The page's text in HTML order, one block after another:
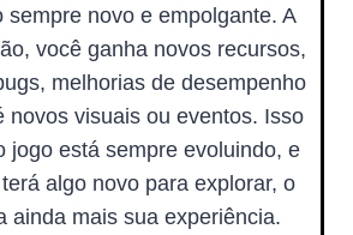
sempre novo e empolgante. A
você ganha novos recursos,
melhorias de desempenho
novos visuais ou eventos. Isso
jogo está sempre evoluindo, e
algo novo para explorar, o
ainda mais sua experiência.